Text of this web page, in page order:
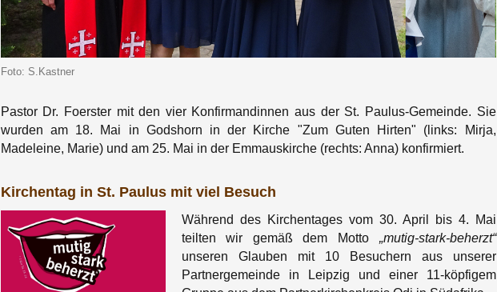
Foto: S.Kastner
Pastor Dr. Foerster mit den vier Konfirmandinnen aus der St. Paulus-Gemeinde. Sie
wurden am 18. Mai in Godshorn in der Kirche "Zum Guten Hirten" (links: Mirja,
Madeleine, Marie) und am 25. Mai in der Emmauskirche (rechts: Anna) konfirmiert.
Kirchentag in St. Paulus mit viel Besuch
Während des Kirchentages vom 30. April bis 4. Mai
teilten wir gemäß dem Motto „mutig-stark-beherzt“
unseren Glauben mit 10 Besuchern aus unserer
Partnergemeinde in Leipzig und einer 11-köpfigem